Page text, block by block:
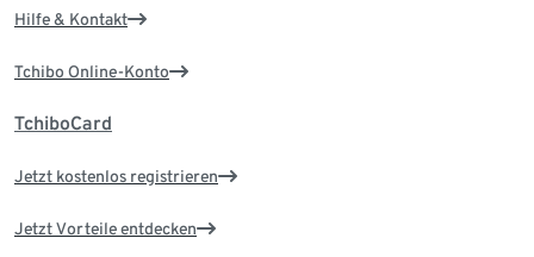
Hilfe & Kontakt
Tchibo Online-Konto
TchiboCard
Jetzt kostenlos registrieren
Jetzt Vorteile entdecken